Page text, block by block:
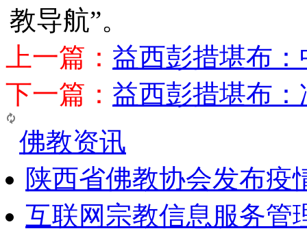
教导航”。
上一篇： 益西彭措堪布
下一篇： 益西彭措堪布
佛教资讯
陕西省佛教协会发布疫
互联网宗教信息服务管